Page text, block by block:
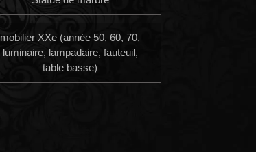
mobilier XXe (année 50, 60, 70,
luminaire, lampadaire, fauteuil,
table basse)